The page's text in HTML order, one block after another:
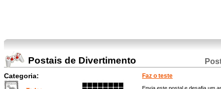
Postais de Divertimento
Categoria: Faz o teste